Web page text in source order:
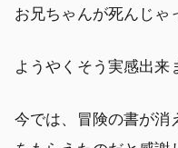
お兄ちゃんが死んじゃ
ようやくそう実感出来
今では、冒険の書が消